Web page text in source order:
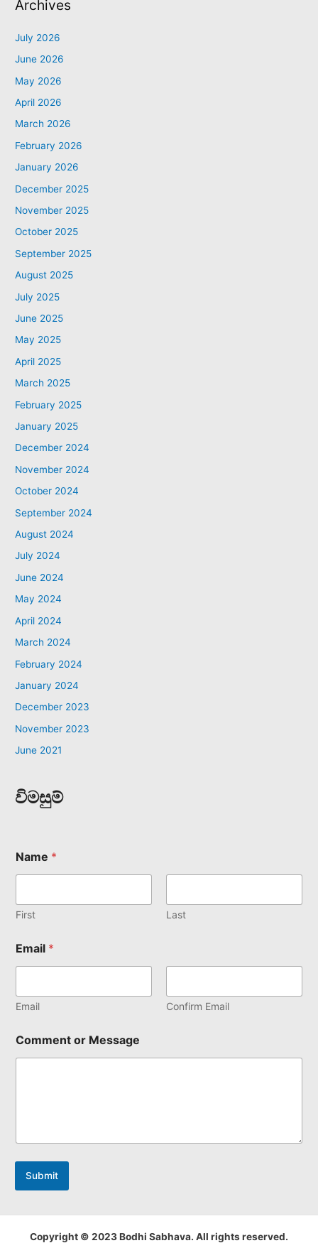
Archives
July 2026
June 2026
May 2026
April 2026
March 2026
February 2026
January 2026
December 2025
November 2025
October 2025
September 2025
August 2025
July 2025
June 2025
May 2025
April 2025
March 2025
February 2025
January 2025
December 2024
November 2024
October 2024
September 2024
August 2024
July 2024
June 2024
May 2024
April 2024
March 2024
February 2024
January 2024
December 2023
November 2023
June 2021
විමසුම්
Name *
First Last
Email *
Email Confirm Email
Comment or Message
Submit
Copyright © 2023 Bodhi Sabhava. All rights reserved.